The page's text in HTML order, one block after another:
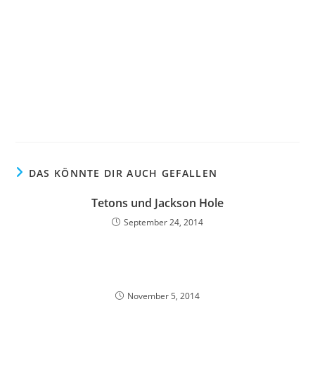
DAS KÖNNTE DIR AUCH GEFALLEN
Tetons und Jackson Hole
September 24, 2014
November 5, 2014